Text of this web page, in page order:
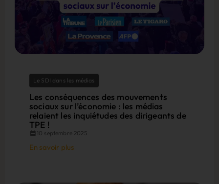
Le SDI dans les médias
Les conséquences des mouvements
sociaux sur l’économie : les médias
relaient les inquiétudes des dirigeants de
TPE !
10 septembre 2025
En savoir plus